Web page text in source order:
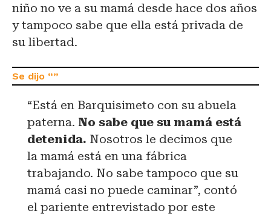
niño no ve a su mamá desde hace dos años
y tampoco sabe que ella está privada de
su libertad.
“Está en Barquisimeto con su abuela
paterna. No sabe que su mamá está
detenida. Nosotros le decimos que
la mamá está en una fábrica
trabajando. No sabe tampoco que su
mamá casi no puede caminar”, contó
el pariente entrevistado por este